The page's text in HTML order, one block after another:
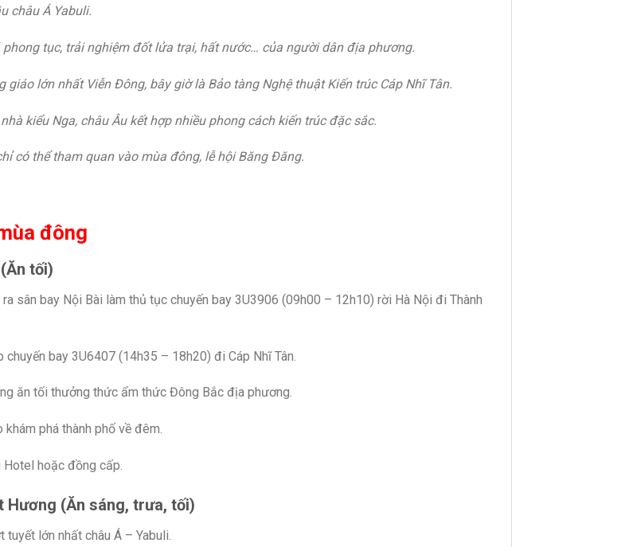
châu Á Yabuli.
tục, trải nghiệm đốt lửa trại, hất nước… của người dân địa phương.
lớn nhất Viễn Đông, bây giờ là Bảo tàng Nghệ thuật Kiến trúc Cáp Nhĩ Tân.
kiểu Nga, châu Âu kết hợp nhiều phong cách kiến ​​trúc đặc sắc.
có thể tham quan vào mùa đông, lễ hội Băng Đăng.
đông
tối)
sân bay Nội Bài làm thủ tục chuyến bay 3U3906 (09h00 – 12h10) rời Hà Nội đi Thành
bay 3U6407 (14h35 – 18h20) đi Cáp Nhĩ Tân.
ăn tối thưởng thức ẩm thức Đông Bắc địa phương.
phá thành phố về đêm.
hoặc đồng cấp.
Hương (Ăn sáng, trưa, tối)
lớn nhất châu Á – Yabuli.